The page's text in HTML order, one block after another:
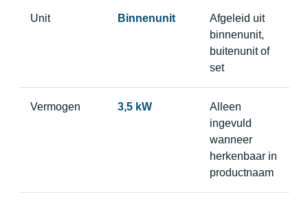
Unit Binnenunit
Afgeleid uit
binnenunit,
buitenunit of
set
Vermogen 3,5 kW
Alleen
ingevuld
wanneer
herkenbaar in
productnaam